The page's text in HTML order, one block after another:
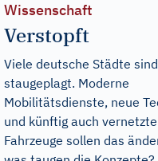
Wissenschaft
Verstopft
Viele deutsche Städte sind
staugeplagt. Moderne
Mobilitätsdienste, neue
und künftig auch
Fahrzeuge sollen das